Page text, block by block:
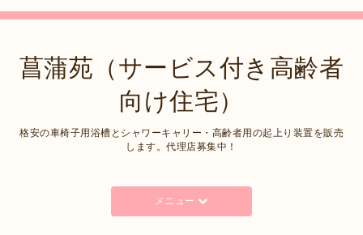
菖蒲苑（サービス付き高齢者
向け住宅）
格安の車椅子用浴槽とシャワーキャリー・高齢者用の起上り装置を販売
します。代理店募集中！
メニュー